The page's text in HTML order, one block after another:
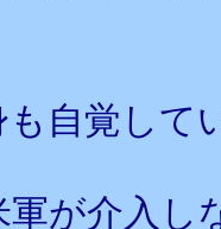
も自覚して
軍が介入し